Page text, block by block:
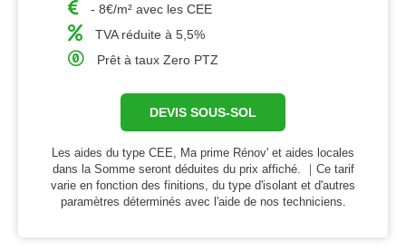
- 8€/m² avec les CEE
TVA réduite à 5,5%
Prêt à taux Zero PTZ
DEVIS SOUS-SOL
Les aides du type CEE, Ma prime Rénov' et aides locales
dans la Somme seront déduites du prix affiché. ｜Ce tarif
varie en fonction des finitions, du type d'isolant et d'autres
paramètres déterminés avec l'aide de nos techniciens.